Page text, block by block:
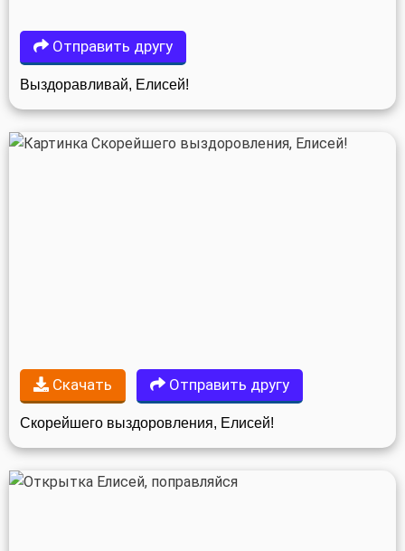
Отправить другу
Выздоравливай, Елисей!
Скачать Отправить другу
Скорейшего выздоровления, Елисей!